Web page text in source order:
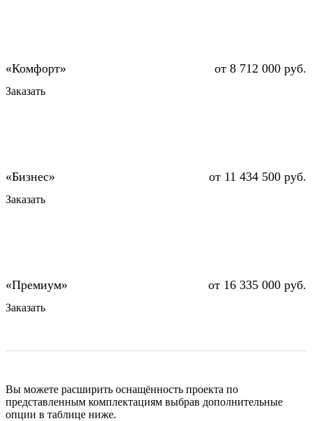
от 8 712 000 руб.
Заказать
от 11 434 500 руб.
Заказать
от 16 335 000 руб.
Заказать
Вы можете расширить оснащённость проекта по
представленным комплектациям выбрав дополнительные
опции в таблице ниже.